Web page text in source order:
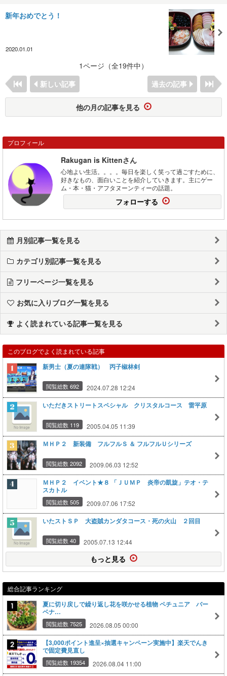
新年おめでとう！
2020.01.01
1ページ（全19件中）
新しい記事
過去の記事
他の月の記事を見る
プロフィール
Rakugan is Kittenさん
心地よい生活。。。。毎日を楽しく笑って過ごすために、
好きなもの、面白いことを紹介していきます。主にゲー
ム・本・猫・アフタヌーンティーの話題。
フォローする
月別記事一覧を見る
カテゴリ別記事一覧を見る
フリーページ一覧を見る
お気に入りブログ一覧を見る
よく読まれている記事一覧を見る
このブログでよく読まれている記事
新男士（夏の連隊戦） 丙子椒林剣
閲覧総数 692 2024.07.28 12:24
いただきストリートスペシャル クリスタルコース 雷平原
閲覧総数 119 2005.04.05 11:39
ＭＨＰ２ 新装備 フルフルＳ ＆ フルフルＵシリーズ
閲覧総数 2092 2009.06.03 12:52
ＭＨＰ２ イベント★８ 「ＪＵＭＰ 炎帝の凱旋」テオ・テ
スカトル
閲覧総数 505 2009.07.06 17:52
いたストＳＰ 大盗賊カンダタコース・死の火山 ２回目
閲覧総数 40 2005.07.13 12:44
もっと見る
総合記事ランキング
夏に切り戻しで繰り返し花を咲かせる植物 ペチュニア バー
ベナ…
閲覧総数 7525 2026.08.05 00:00
【3,000ポイント進呈×抽選キャンペーン実施中】楽天でんき
で固定費見直し
閲覧総数 19354 2026.08.04 11:00